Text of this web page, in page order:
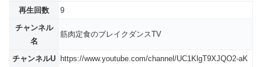
再生回数
9
チャンネル
名
筋肉定食のブレイクダンスTV
チャンネルU
https://www.youtube.com/channel/UC1KlgT9XJQO2-aK